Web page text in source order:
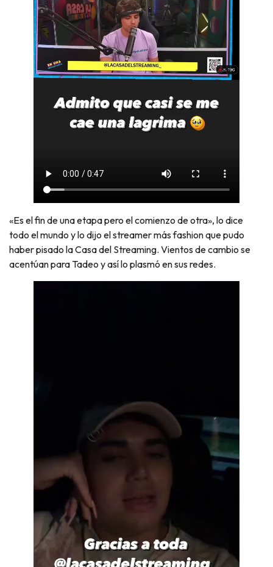
«Es el fin de una etapa pero el comienzo de otra», lo dice
todo el mundo y lo dijo el streamer más fashion que pudo
haber pisado la Casa del Streaming. Vientos de cambio se
acentúan para Tadeo y así lo plasmó en sus redes.